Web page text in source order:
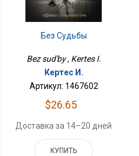
Без Судьбы
Bez sud'by , Kertes I.
Кертес И.
Артикул: 1467602
$26.65
Доставка за 14–20 дней
КУПИТЬ